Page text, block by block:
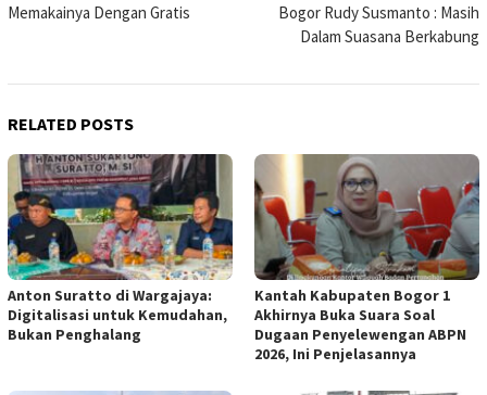
Memakainya Dengan Gratis
Bogor Rudy Susmanto : Masih
Dalam Suasana Berkabung
RELATED POSTS
Anton Suratto di Wargajaya:
Digitalisasi untuk Kemudahan,
Bukan Penghalang
Kantah Kabupaten Bogor 1
Akhirnya Buka Suara Soal
Dugaan Penyelewengan ABPN
2026, Ini Penjelasannya